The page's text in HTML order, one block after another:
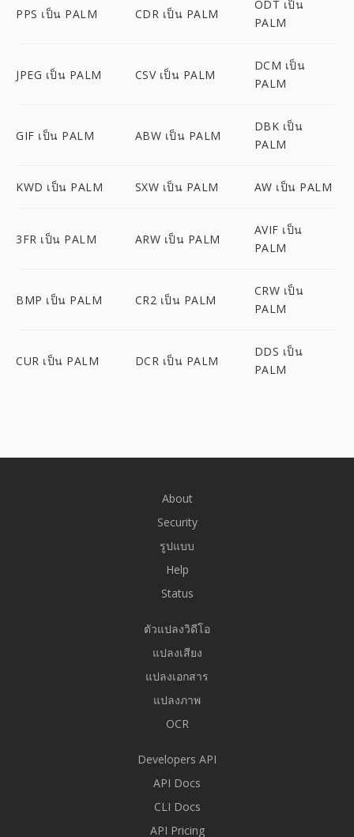
PPS เป็น PALM CDR เป็น PALM
ODT เป็น
PALM
JPEG เป็น PALM CSV เป็น PALM
DCM เป็น
PALM
GIF เป็น PALM ABW เป็น PALM
DBK เป็น
PALM
KWD เป็น PALM SXW เป็น PALM AW เป็น PALM
3FR เป็น PALM ARW เป็น PALM
AVIF เป็น
PALM
BMP เป็น PALM CR2 เป็น PALM
CRW เป็น
PALM
CUR เป็น PALM DCR เป็น PALM
DDS เป็น
PALM
About
Security
รูปแบบ
Help
Status
ตัวแปลงวิดีโอ
แปลงเสียง
แปลงเอกสาร
แปลงภาพ
OCR
Developers API
API Docs
CLI Docs
API Pricing